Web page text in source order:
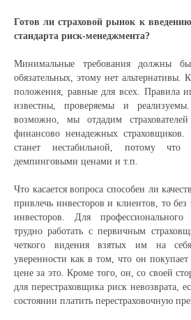
Готов ли страховой рынок к
стандарта риск-менеджмента?
Минимальные требования должны
обязательных, этому нет альтернативы.
положения, равные для всех. Правила
известны, проверяемы и
возможно, мы отдадим
финансово ненадежных страховщиков.
станет нестабильной, потому
демпинговыми ценами и т.п.
Что касается вопроса способен ли
привлечь инвесторов и клиентов, то
инвесторов. Для профессионального
трудно работать с первичным
четкого видения взятых им на
уверенности как в том, что он покупает
цене за это. Кроме того, он, со своей
для перестраховщика риск невозврата,
состоянии платить перестраховочную